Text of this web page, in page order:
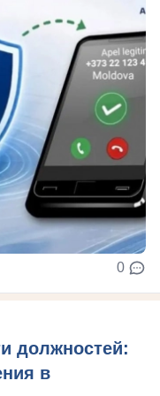
0
должностей:
в